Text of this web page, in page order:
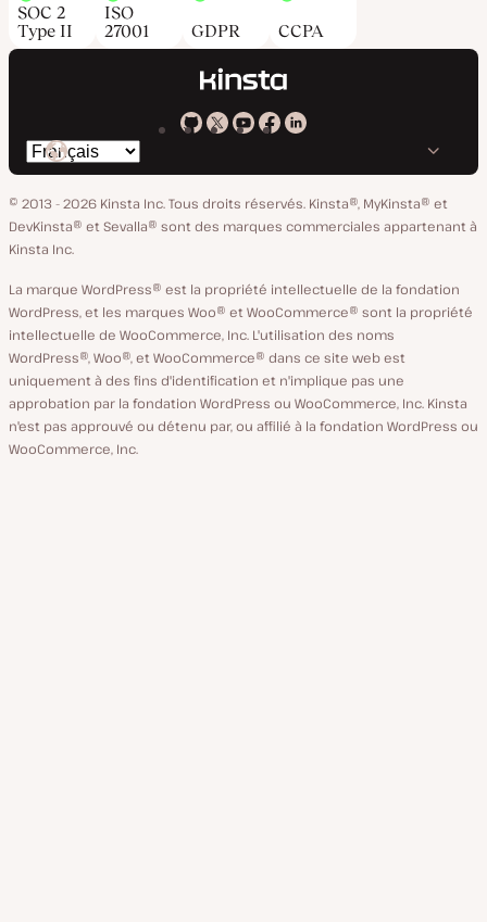
SOC 2
Type II
ISO
27001
GDPR CCPA
Kinsta
GitHub
Kinsta
X
Kinsta
YouTube
Kinsta
Facebook
Kinsta
LinkedIn
Changer
de
langue
© 2013 - 2026 Kinsta Inc. Tous droits réservés. Kinsta®, MyKinsta® et
DevKinsta® et Sevalla® sont des marques commerciales appartenant à
Kinsta Inc.
La marque WordPress® est la propriété intellectuelle de la fondation
WordPress, et les marques Woo® et WooCommerce® sont la propriété
intellectuelle de WooCommerce, Inc. L'utilisation des noms
WordPress®, Woo®, et WooCommerce® dans ce site web est
uniquement à des fins d'identification et n'implique pas une
approbation par la fondation WordPress ou WooCommerce, Inc. Kinsta
n'est pas approuvé ou détenu par, ou affilié à la fondation WordPress ou
WooCommerce, Inc.